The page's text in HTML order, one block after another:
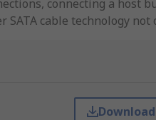
connecting a host
SATA cable technology
guide to SATA cables.